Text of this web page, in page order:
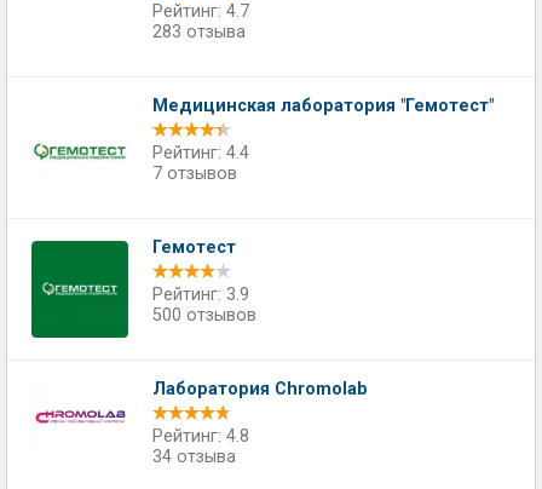
Рейтинг: 4.7
283 отзыва
Медицинская лаборатория "Гемотест"
Рейтинг: 4.4
7 отзывов
Гемотест
Рейтинг: 3.9
500 отзывов
Лаборатория Chromolab
Рейтинг: 4.8
34 отзыва